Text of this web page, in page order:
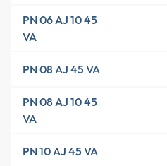
PN 06 AJ 10 45
VA
PN 08 AJ 45 VA
PN 08 AJ 10 45
VA
PN 10 AJ 45 VA